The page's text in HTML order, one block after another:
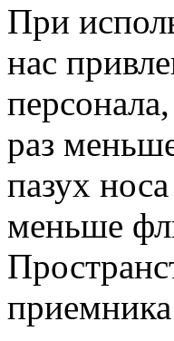
При
нас
раз
пазух
меньше